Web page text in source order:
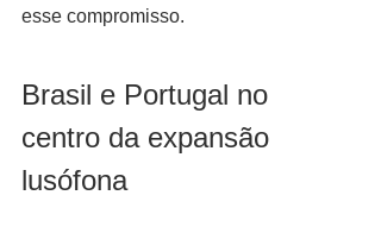
esse compromisso.
Brasil e Portugal no
centro da expansão
lusófona